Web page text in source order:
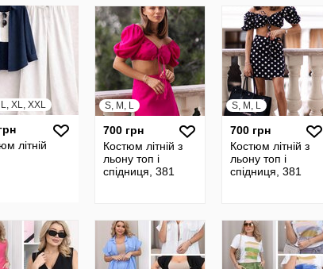
XL, XXL
літній
S, M, L
700 грн
Костюм літній з
льону топ і
спідниця, 381
S, M, L
700 грн
Костюм літній з
льону топ і
спідниця, 381